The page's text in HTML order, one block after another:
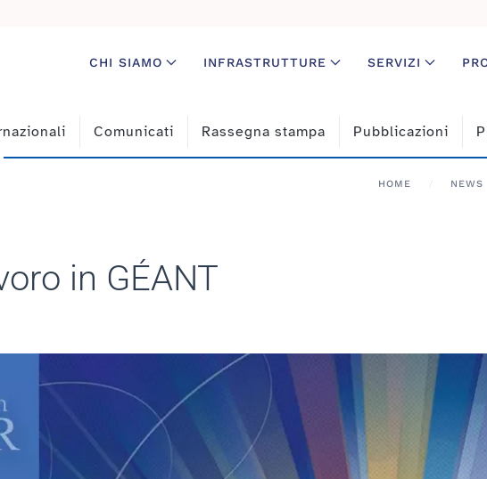
CHI SIAMO INFRASTRUTTURE SERVIZI
Comunicati Rassegna stampa Pubblicazioni
HOME NEWS
in GÉANT